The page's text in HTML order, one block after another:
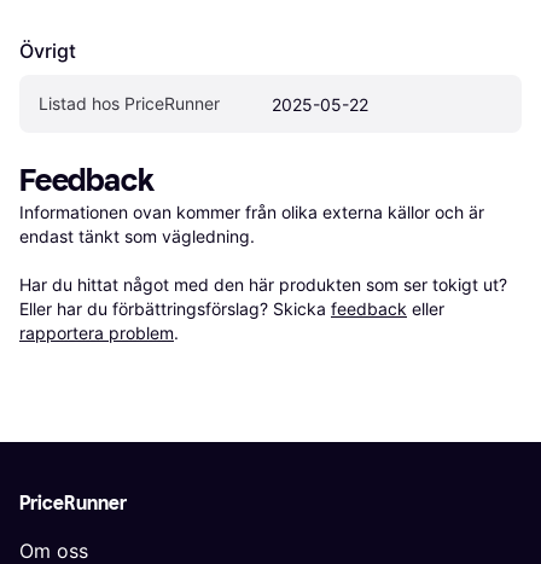
Övrigt
Listad hos PriceRunner 2025-05-22
Feedback
Informationen ovan kommer från olika externa källor och är
endast tänkt som vägledning.
Har du hittat något med den här produkten som ser tokigt ut?
Eller har du förbättringsförslag? Skicka feedback eller
rapportera problem.
PriceRunner
Om oss